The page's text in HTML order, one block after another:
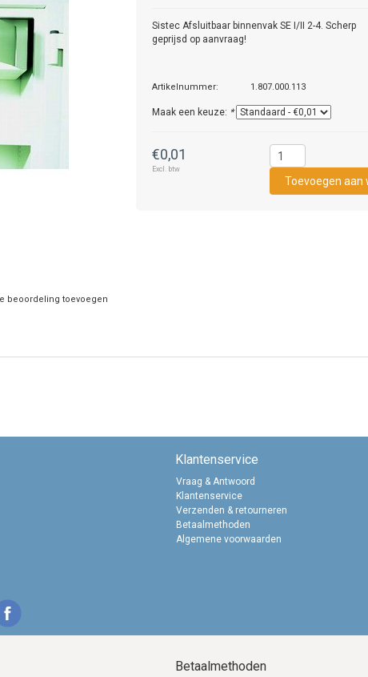
Sistec Afsluitbaar binnenvak SE I/II 2-4. Scherp
geprijsd op aanvraag!
Artikelnummer: 1.807.000.113
Maak een keuze: *
€0,01
Excl. btw
beoordeling toevoegen
Klantenservice
Vraag & Antwoord
Klantenservice
Verzenden & retourneren
Betaalmethoden
Algemene voorwaarden
Betaalmethoden